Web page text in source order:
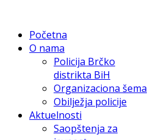
Početna
O nama
Policija Brčko
distrikta BiH
Organizaciona šema
Obilježja policije
Aktuelnosti
Saopštenja za